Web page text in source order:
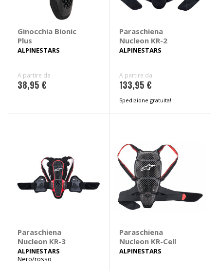
Ginocchia Bionic
Plus
ALPINESTARS
A partire da
38,95 €
Paraschiena
Nucleon KR-2
ALPINESTARS
A partire da
133,95 €
Spedizione gratuita!
Paraschiena
Nucleon KR-3
ALPINESTARS
Nero/rosso
Paraschiena
Nucleon KR-Cell
ALPINESTARS